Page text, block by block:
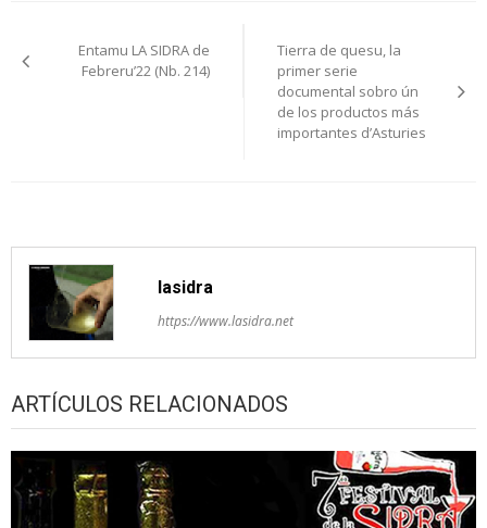
pelosEntamu LA SIDRA de
Febreru’22 (Nb. 214)
Tierra de quesu, la
primer serie
documental sobro ún
de los productos más
importantes d’Asturies
lasidra
https://www.lasidra.net
ARTÍCULOS RELACIONADOS